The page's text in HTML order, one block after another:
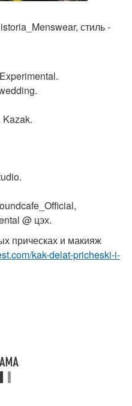
стиль -
Kazak.
@ цэх.
прическах и макияж
kak-delat-pricheski-i-